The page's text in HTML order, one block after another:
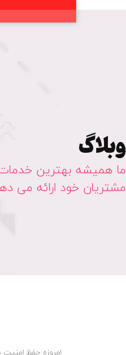
وبلاگ
ما همیشه بهترین خدمات
مشتریان خود ارائه می